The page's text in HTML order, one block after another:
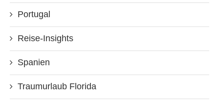
Portugal
Reise-Insights
Spanien
Traumurlaub Florida